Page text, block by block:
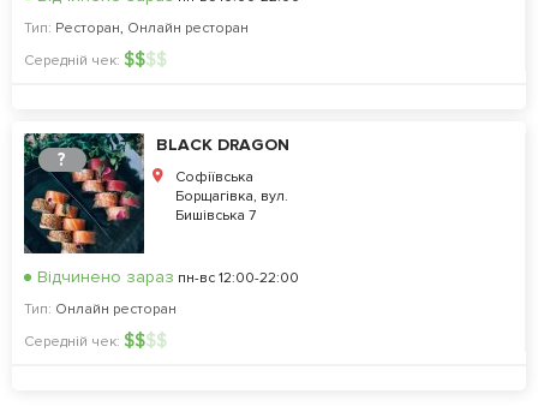
Тип: Ресторан, Онлайн ресторан
Середній чек: $$$$
?
BLACK DRAGON
Софіївська
Борщагівка, вул.
Бишівська 7
Відчинено зараз пн-вс 12:00-22:00
Тип: Онлайн ресторан
Середній чек: $$$$